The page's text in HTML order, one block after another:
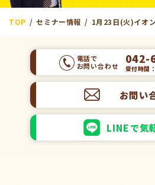
TOP セミナー情報 1月23日(火)イオンモ
電話で
お問い合わせ
042-
受付時間
お問い
LINEで気